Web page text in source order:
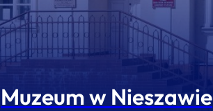
Muzeum w Nieszawie